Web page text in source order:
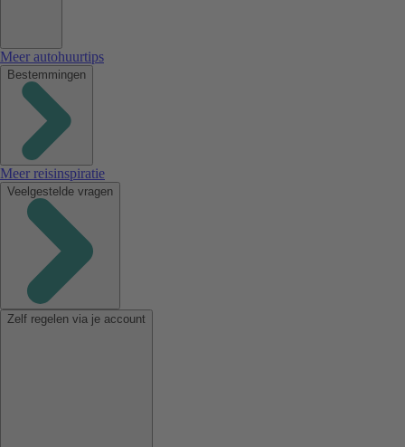
Meer autohuurtips
Bestemmingen
Meer reisinspiratie
Veelgestelde vragen
Zelf regelen via je account